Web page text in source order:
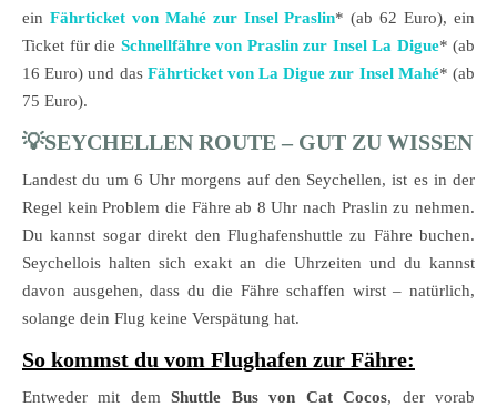
ein Fährticket von Mahé zur Insel Praslin* (ab 62 Euro), ein
Ticket für die Schnellfähre von Praslin zur Insel La Digue* (ab
16 Euro) und das Fährticket von La Digue zur Insel Mahé* (ab
75 Euro).
💡SEYCHELLEN ROUTE – GUT ZU WISSEN
Landest du um 6 Uhr morgens auf den Seychellen, ist es in der
Regel kein Problem die Fähre ab 8 Uhr nach Praslin zu nehmen.
Du kannst sogar direkt den Flughafenshuttle zu Fähre buchen.
Seychellois halten sich exakt an die Uhrzeiten und du kannst
davon ausgehen, dass du die Fähre schaffen wirst – natürlich,
solange dein Flug keine Verspätung hat.
So kommst du vom Flughafen zur Fähre:
Entweder mit demShuttle Bus von Cat Cocos, der vorab